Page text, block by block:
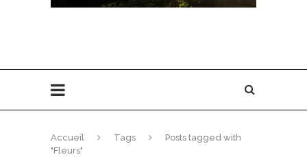
Accueil Tags
Posts tagged with
"Fleurs"